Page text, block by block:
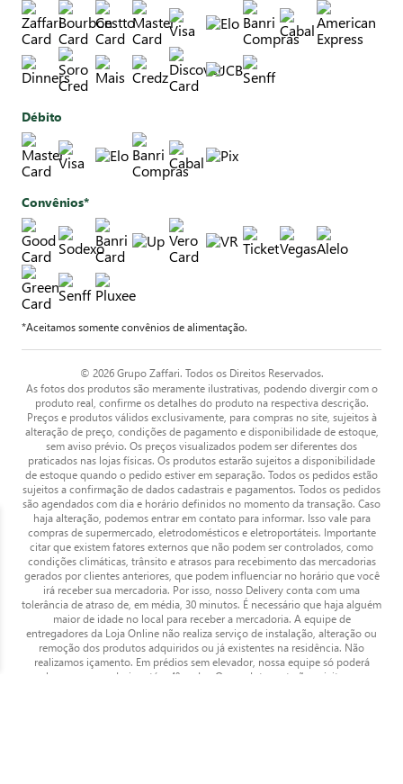
Débito
Convênios*
*Aceitamos somente convênios de alimentação.
© 2026 Grupo Zaffari. Todos os Direitos Reservados.
As fotos dos produtos são meramente ilustrativas, podendo divergir com o
produto real, confirme os detalhes do produto na respectiva descrição.
Preços e produtos válidos exclusivamente, para compras no site, sujeitos à
alteração de preço, condições de pagamento e disponibilidade de estoque,
sem aviso prévio. Os preços visualizados podem ser diferentes dos
praticados nas lojas físicas. Os produtos estarão sujeitos a disponibilidade
de estoque quando o pedido estiver em separação. Todos os pedidos estão
sujeitos a confirmação de dados cadastrais e pagamentos. Todos os pedidos
são agendados com dia e horário definidos no momento da transação. Caso
haja alteração, podemos entrar em contato para informar. Isso vale para
compras de supermercado, eletrodomésticos e eletroportáteis. Importante
citar que existem fatores externos que não podem ser controlados, como
condições climáticas, trânsito e atrasos para recebimento das mercadorias
gerados por clientes anteriores, que podem influenciar no horário que você
irá receber sua mercadoria. Por isso, nosso Delivery conta com uma
tolerância de atraso de, em média, 30 minutos. É necessário que haja alguém
maior de idade no local para receber a mercadoria. A equipe de
entregadores da Loja Online não realiza serviço de instalação, alteração ou
remoção dos produtos adquiridos ou já existentes na residência. Não
realizamos içamento. Em prédios sem elevador, nossa equipe só poderá
levar as mercadorias até o 4º andar. Os produtos estarão sujeitos a